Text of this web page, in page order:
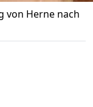
von Herne nach